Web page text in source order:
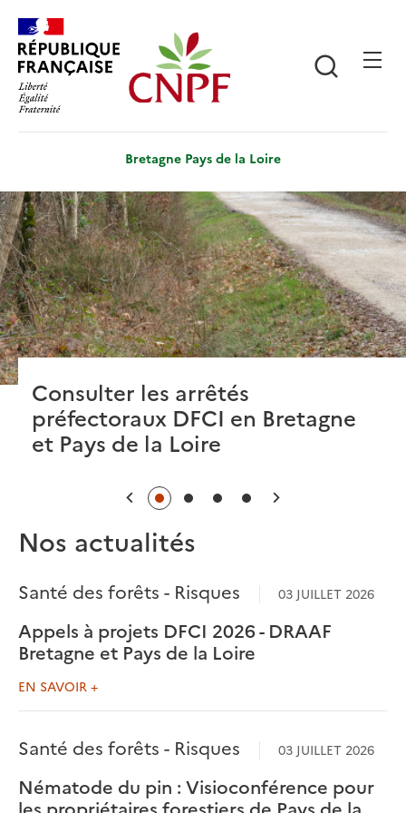
contenu
principal
Bretagne Pays de la Loire
Consulter les arrêtés
préfectoraux DFCI en Bretagne
et Pays de la Loire
Nos actualités
Santé des forêts - Risques 03 JUILLET 2026
Appels à projets DFCI 2026 - DRAAF
Bretagne et Pays de la Loire
EN SAVOIR +
Santé des forêts - Risques 03 JUILLET 2026
Nématode du pin : Visioconférence pour
les propriétaires forestiers de Pays de la